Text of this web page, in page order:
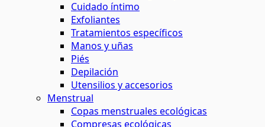
Cuidado íntimo
Exfoliantes
Tratamientos específicos
Manos y uñas
Piés
Depilación
Utensilios y accesorios
Menstrual
Copas menstruales ecológicas
Compresas ecológicas